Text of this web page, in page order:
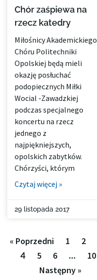
Chór zaśpiewa na
rzecz katedry
Miłośnicy Akademickiego
Chóru Politechniki
Opolskiej będą mieli
okazję posłuchać
podopiecznych Miłki
Wocial -Zawadzkiej
podczas specjalnego
koncertu na rzecz
jednego z
najpiękniejszych,
opolskich zabytków.
Chórzyści, którym
Czytaj więcej »
29 listopada 2017
« Poprzedni 1 2
4 5 6 …
10
Następny »